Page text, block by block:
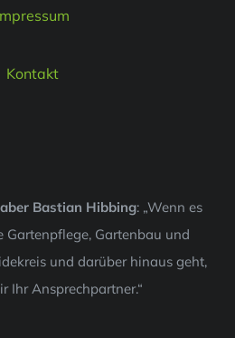
Kontakt
Bastian Hibbing: „Wenn es
Gartenpflege, Gartenbau und
und darüber hinaus geht,
Ihr Ansprechpartner.“